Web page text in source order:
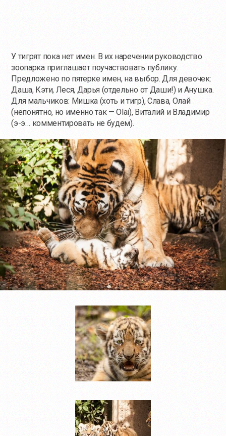
У тигрят пока нет имен. В их наречении руководство
зоопарка приглашает поучаствовать публику.
Предложено по пятерке имен, на выбор. Для девочек:
Даша, Кэти, Леся, Дарья (отдельно от Даши!) и Анушка.
Для мальчиков: Мишка (хоть и тигр), Слава, Олай
(непонятно, но именно так — Olai), Виталий и Владимир
(э-э… комментировать не будем).